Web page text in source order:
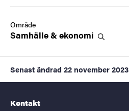
Område
Samhälle &ekonomi
Senast ändrad 22 november 2023
Kontakt